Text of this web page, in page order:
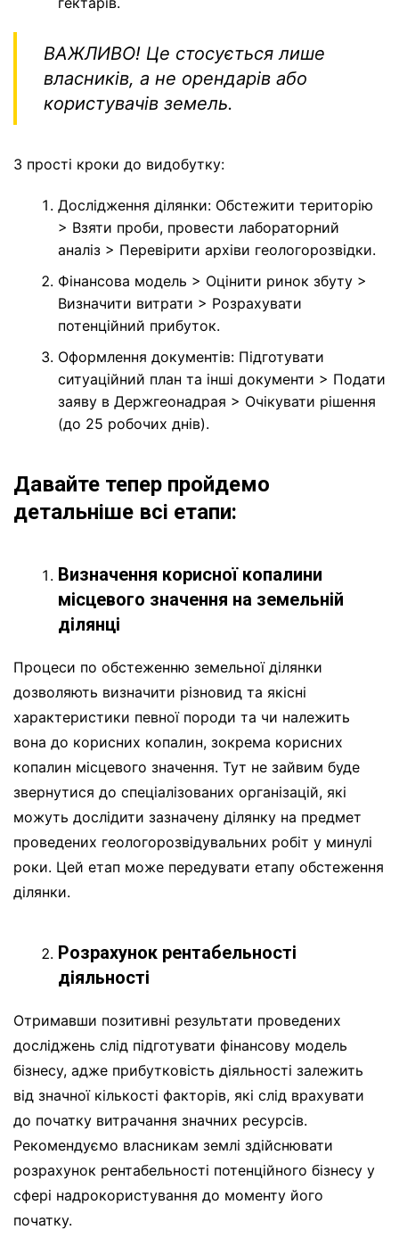
ВАЖЛИВО! Це стосується лише
власників, а не орендарів або
користувачів земель.
3 прості кроки до видобутку:
Дослідження ділянки: Обстежити територію
> Взяти проби, провести лабораторний
аналіз > Перевірити архіви геологорозвідки.
Фінансова модель > Оцінити ринок збуту >
Визначити витрати > Розрахувати
потенційний прибуток.
Оформлення документів: Підготувати
ситуаційний план та інші документи > Подати
заяву в Держгеонадрая > Очікувати рішення
(до 25 робочих днів).
Давайте тепер пройдемо
детальніше всі етапи:
Визначення корисної копалини
місцевого значення на земельній
ділянці
Процеси по обстеженню земельної ділянки
дозволяють визначити різновид та якісні
характеристики певної породи та чи належить
вона до корисних копалин, зокрема корисних
копалин місцевого значення. Тут не зайвим буде
звернутися до спеціалізованих організацій, які
можуть дослідити зазначену ділянку на предмет
проведених геологорозвідувальних робіт у минулі
роки. Цей етап може передувати етапу обстеження
ділянки.
Розрахунок рентабельності
діяльності
Отримавши позитивні результати проведених
досліджень слід підготувати фінансову модель
бізнесу, адже прибутковість діяльності залежить
від значної кількості факторів, які слід врахувати
до початку витрачання значних ресурсів.
Рекомендуємо власникам землі здійснювати
розрахунок рентабельності потенційного бізнесу у
сфері надрокористування до моменту його
початку.